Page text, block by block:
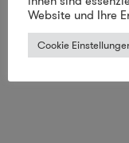
Material und
www.haute-
Website und Ihre
Cookie